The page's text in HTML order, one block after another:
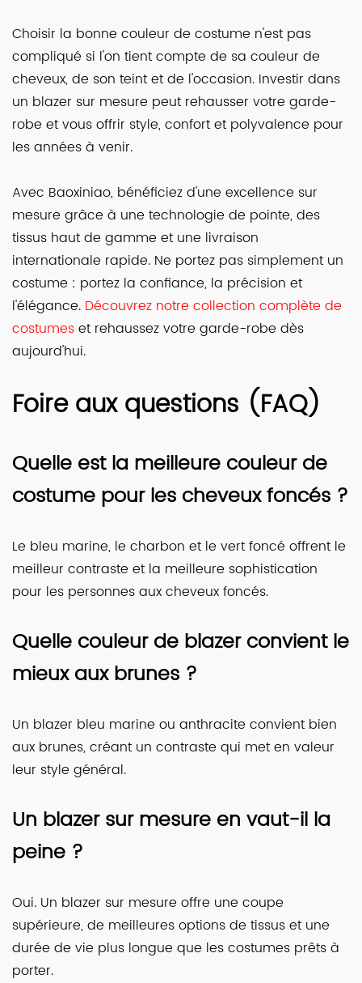
Choisir la bonne couleur de costume n'est pas
compliqué si l'on tient compte de sa couleur de
cheveux, de son teint et de l'occasion. Investir dans
un blazer sur mesure peut rehausser votre garde-
robe et vous offrir style, confort et polyvalence pour
les années à venir.
Avec Baoxiniao, bénéficiez d'une excellence sur
mesure grâce à une technologie de pointe, des
tissus haut de gamme et une livraison
internationale rapide. Ne portez pas simplement un
costume : portez la confiance, la précision et
l'élégance. Découvrez notre collection complète de
costumeset rehaussez votre garde-robe dès
aujourd'hui.
Foire aux questions (FAQ)
Quelle est la meilleure couleur de
costume pour les cheveux foncés ?
Le bleu marine, le charbon et le vert foncé offrent le
meilleur contraste et la meilleure sophistication
pour les personnes aux cheveux foncés.
Quelle couleur de blazer convient le
mieux aux brunes ?
Un blazer bleu marine ou anthracite convient bien
aux brunes, créant un contraste qui met en valeur
leur style général.
Un blazer sur mesure en vaut-il la
peine ?
Oui. Un blazer sur mesure offre une coupe
supérieure, de meilleures options de tissus et une
durée de vie plus longue que les costumes prêts à
porter.